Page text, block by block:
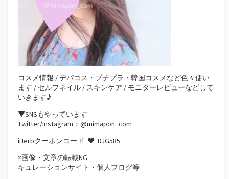
コスメ情報 / デパコス・プチプラ・韓国コスメなど色々使い
ます / セルフネイル / スキンケア / モニターレビューなどして
いきます♪
▼SNSもやっています
Twitter/Instagram：@mimapon_com
iHerbクーポンコード ♥ DJG585
×画像・文章の転載NG
キュレーションサイト・個人ブログ等